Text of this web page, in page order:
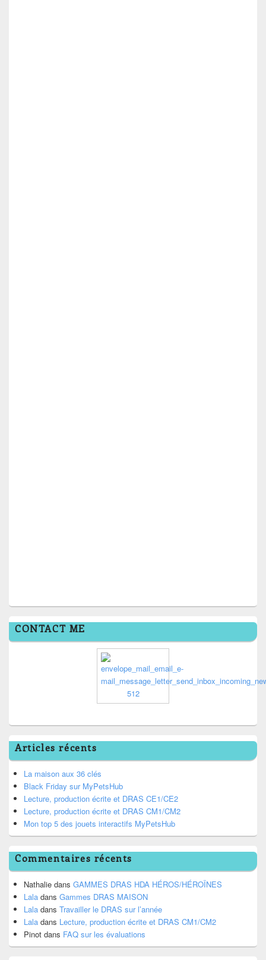
CONTACT ME
Articles récents
La maison aux 36 clés
Black Friday sur MyPetsHub
Lecture, production écrite et DRAS CE1/CE2
Lecture, production écrite et DRAS CM1/CM2
Mon top 5 des jouets interactifs MyPetsHub
Commentaires récents
Nathalie dans GAMMES DRAS HDA HÉROS/HÉROÏNES
Lala dans Gammes DRAS MAISON
Lala dans Travailler le DRAS sur l’année
Lala dans Lecture, production écrite et DRAS CM1/CM2
Pinot dans FAQ sur les évaluations